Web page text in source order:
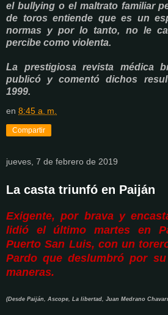
el bullying o el maltrato familiar
de toros entiende que es un
normas y por lo tanto, no le
percibe como violenta.
La prestigiosa revista médica
publicó y comentó dichos
1999.
en 8:45 a. m.
Compartir
jueves, 7 de febrero de 2019
La casta triunfó en Paiján
Exigente, por brava y
lidió el último martes en
Puerto San Luis, con un
Pardo que deslumbró por
maneras.
(Desde Paiján, Ascope, La libertad, Juan Medrano